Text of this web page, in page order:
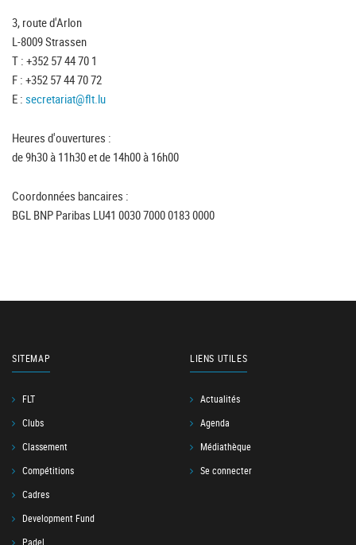
3, route d'Arlon
L-8009 Strassen
T : +352 57 44 70 1
F : +352 57 44 70 72
E : secretariat@flt.lu
Heures d'ouvertures :
de 9h30 à 11h30 et de 14h00 à 16h00
Coordonnées bancaires :
BGL BNP Paribas LU41 0030 7000 0183 0000
SITEMAP
FLT
Clubs
Classement
Compétitions
Cadres
Development Fund
Padel
LIENS UTILES
Actualités
Agenda
Médiathèque
Se connecter